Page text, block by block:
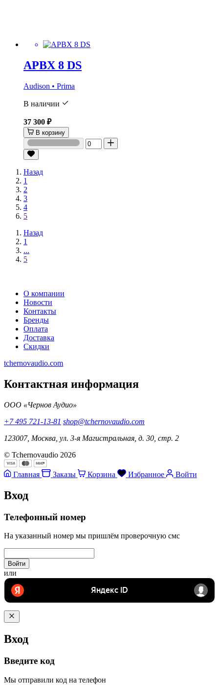
APBX 8 DS
Audison • Prima
В наличии
37 300 ₽
В корзину
Назад
1
2
3
4
5
Назад
1
...
5
О компании
Новости
Контакты
Бренды
Оплата
Доставка
Скидки
tchernovaudio.com
Контактная информация
ООО «Чернов Аудио»
+7 495 721-13-81 shop@tchernovaudio.com
123007, Москва, ул. 3-я Магистральная, д. 30, стр. 2
© Tchernovaudio 2026
Главная Заказы Корзина Избранное Войти
Вход
Телефонный номер
На указанный номер мы пришлём проверочную смс
Войти
или
Вход
Введите код
Мы отправили код на телефон